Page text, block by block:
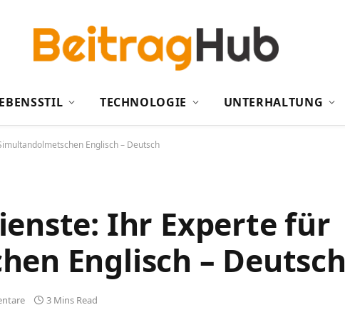
TECHNOLOGIE UNTERHALTUNG
Englisch – Deutsch
Ihr Experte für
Englisch – Deutsch
3 Mins Read